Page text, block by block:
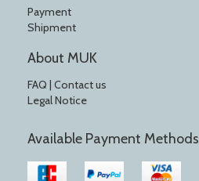
Payment
Shipment
About MUK
FAQ | Contact us
Legal Notice
Available Payment Methods